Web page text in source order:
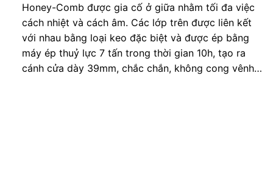
Honey-Comb được gia cố ở giữa nhằm tối đa việc
cách nhiệt và cách âm. Các lớp trên được liên kết
với nhau bằng loại keo đặc biệt và được ép bằng
máy ép thuỷ lực 7 tấn trong thời gian 10h, tạo ra
cánh cửa dày 39mm, chắc chắn, không cong vênh…